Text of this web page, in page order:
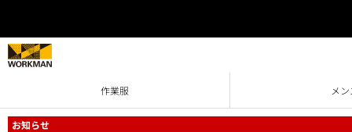
作業服 メ
お知らせ